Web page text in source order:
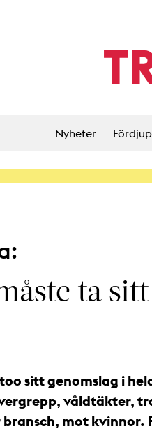
Nyheter
ta
sitt genomslag i
våldtäkter,
mot kvinnor.